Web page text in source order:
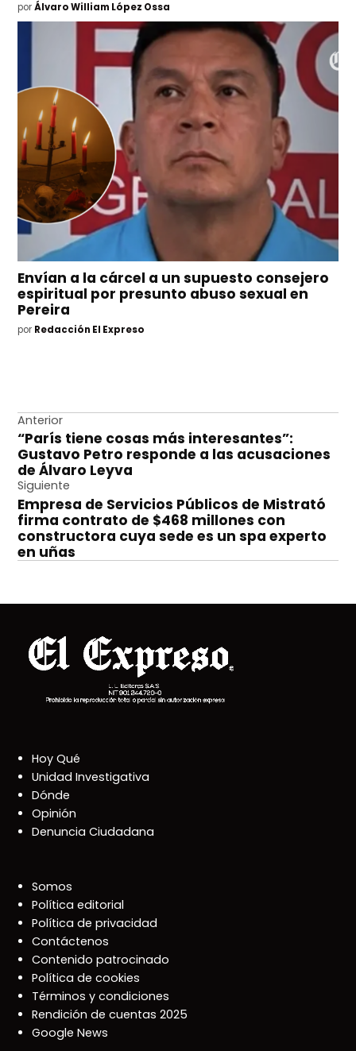
por Álvaro William López Ossa
Envían a la cárcel a un supuesto consejero
espiritual por presunto abuso sexual en
Pereira
por Redacción El Expreso
Navegación
de
entradas
Anterior
“París tiene cosas más interesantes”:
Gustavo Petro responde a las acusaciones
de Álvaro Leyva
Siguiente
Empresa de Servicios Públicos de Mistrató
firma contrato de $468 millones con
constructora cuya sede es un spa experto
en uñas
Hoy Qué
Unidad Investigativa
Dónde
Opinión
Denuncia Ciudadana
Somos
Política editorial
Política de privacidad
Contáctenos
Contenido patrocinado
Política de cookies
Términos y condiciones
Rendición de cuentas 2025
Google News